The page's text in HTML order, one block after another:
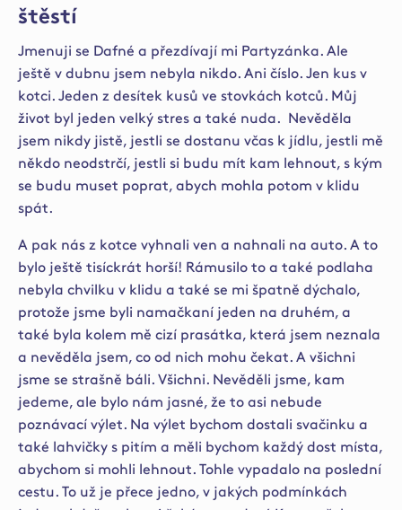
štěstí
Jmenuji se Dafné a přezdívají mi Partyzánka. Ale
ještě v dubnu jsem nebyla nikdo. Ani číslo. Jen kus v
kotci. Jeden z desítek kusů ve stovkách kotců. Můj
život byl jeden velký stres a také nuda.
Nevěděla
jsem nikdy jistě, jestli se dostanu včas k jídlu, jestli mě
někdo neodstrčí, jestli si budu mít kam lehnout, s kým
se budu muset poprat, abych mohla potom v klidu
spát.
A pak nás z kotce vyhnali ven a nahnali na auto. A to
bylo ještě tisíckrát horší! Rámusilo to a také podlaha
nebyla chvilku v klidu a také se mi špatně dýchalo,
protože jsme byli namačkaní jeden na druhém, a
také byla kolem mě cizí prasátka, která jsem neznala
a nevěděla jsem, co od nich mohu čekat. A všichni
jsme se strašně báli. Všichni. Nevěděli jsme, kam
jedeme, ale bylo nám jasné, že to asi nebude
poznávací výlet. Na výlet bychom dostali svačinku a
také lahvičky s pitím a měli bychom každý dost místa,
abychom si mohli lehnout. Tohle vypadalo na poslední
cestu. To už je přece jedno, v jakých podmínkách